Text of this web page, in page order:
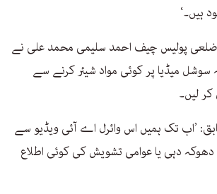
ہیں۔‘
ضلعی پولیس چیف احمد سلیمی محمد علی نے
سوشل میڈیا پر کوئی مواد شیئر کرنے سے
لیں۔
’اب تک ہمیں اس وائرل اے آئی ویڈیو سے
دہی یا عوامی تشویش کی کوئی اطلاع